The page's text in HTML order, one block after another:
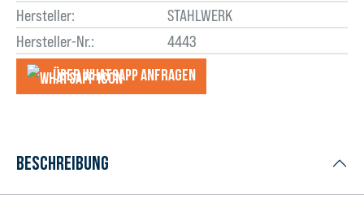
Hersteller:
STAHLWERK
Hersteller-Nr.:
4443
Über WhatsApp anfragеn
Beschreibung